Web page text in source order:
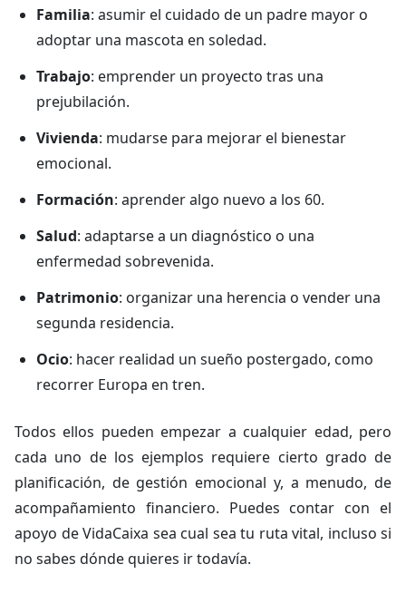
Familia: asumir el cuidado de un padre mayor o
adoptar una mascota en soledad.
Trabajo: emprender un proyecto tras una
prejubilación.
Vivienda: mudarse para mejorar el bienestar
emocional.
Formación: aprender algo nuevo a los 60.
Salud: adaptarse a un diagnóstico o una
enfermedad sobrevenida.
Patrimonio: organizar una herencia o vender una
segunda residencia.
Ocio: hacer realidad un sueño postergado, como
recorrer Europa en tren.
Todos ellos pueden empezar a cualquier edad, pero
cada uno de los ejemplos requiere cierto grado de
planificación, de gestión emocional y, a menudo, de
acompañamiento financiero. Puedes contar con el
apoyo de VidaCaixa sea cual sea tu ruta vital, incluso si
no sabes dónde quieres ir todavía.